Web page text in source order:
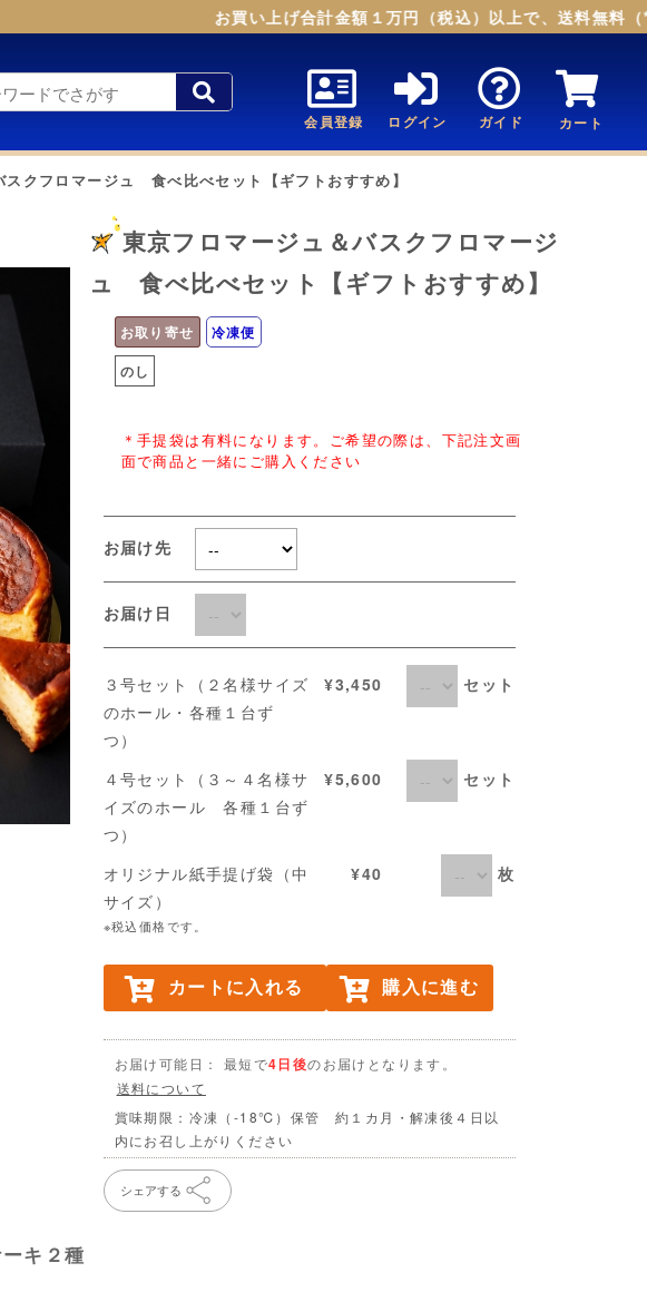
お買い上げ合計金額１万円（税込）以上で、送料無料（*
会員登録 ログイン ガイド カート
スクフロマージュ 食べ比べセット【ギフトおすすめ】
東京フロマージュ＆バスクフロマージ
ュ 食べ比べセット【ギフトおすすめ】
お取り寄せ
冷凍便
のし
＊手提袋は有料になります。ご希望の際は、下記注文画
面で商品と一緒にご購入ください
お届け先
お届け日
３号セット（２名様サイズ
のホール・各種１台ず
つ）
¥3,450 セット
４号セット（３～４名様サ
イズのホール 各種１台ず
つ）
¥5,600 セット
オリジナル紙手提げ袋（中
サイズ）
¥40 枚
※税込価格です。
カートに入れる 購入に進む
お届け可能日： 最短で4日後のお届けとなります。
送料について
賞味期限：冷凍（-18℃）保管 約１カ月・解凍後４日以
内にお召し上がりください
シェアする
キ２種